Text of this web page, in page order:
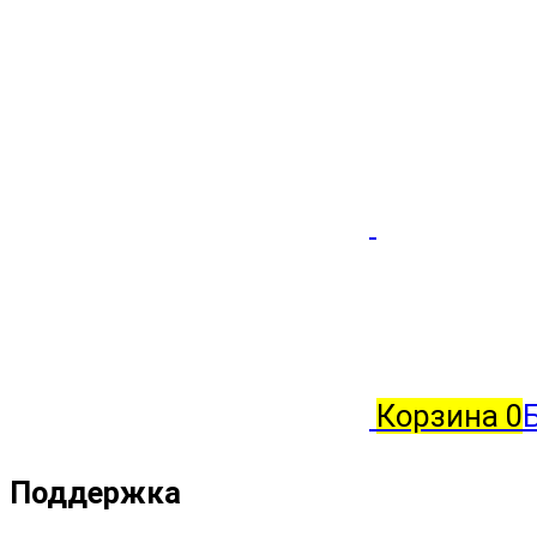
Корзина 0
Поддержка